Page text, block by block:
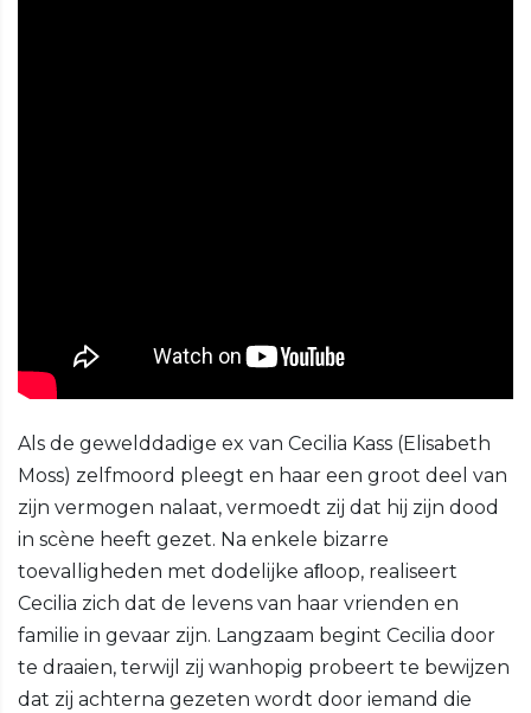
Als de gewelddadige ex van Cecilia Kass (Elisabeth
Moss) zelfmoord pleegt en haar een groot deel van
zijn vermogen nalaat, vermoedt zij dat hij zijn dood
in scène heeft gezet. Na enkele bizarre
toevalligheden met dodelijke aﬂoop, realiseert
Cecilia zich dat de levens van haar vrienden en
familie in gevaar zijn. Langzaam begint Cecilia door
te draaien, terwijl zij wanhopig probeert te bewijzen
dat zij achterna gezeten wordt door iemand die